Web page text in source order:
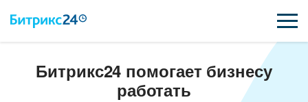
ВОЗМОЖНОСТИ
Битрикс24 помогает бизнесу
работать